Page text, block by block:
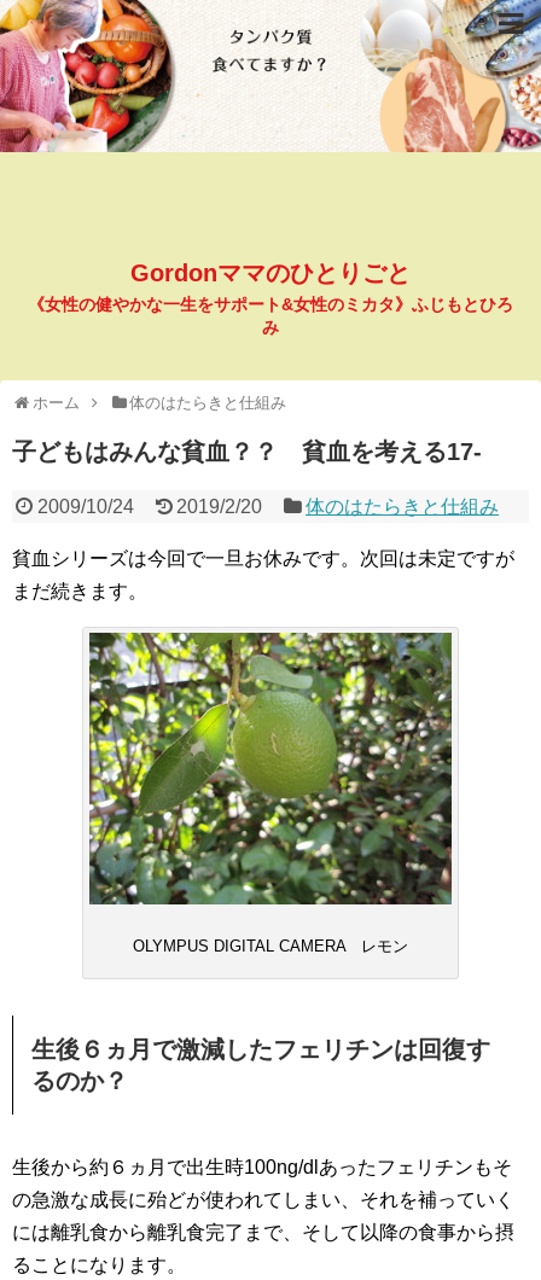
Gordonママのひとりごと
《女性の健やかな一生をサポート&女性のミカタ》ふじもとひろ
み
ホーム 体のはたらきと仕組み
子どもはみんな貧血？？ 貧血を考える17-
2009/10/24 2019/2/20 体のはたらきと仕組み
貧血シリーズは今回で一旦お休みです。次回は未定ですが
まだ続きます。
OLYMPUS DIGITAL CAMERA レモン
生後６ヵ月で激減したフェリチンは回復す
るのか？
生後から約６ヵ月で出生時100ng/dlあったフェリチンもそ
の急激な成長に殆どが使われてしまい、それを補っていく
には離乳食から離乳食完了まで、そして以降の食事から摂
ることになります。